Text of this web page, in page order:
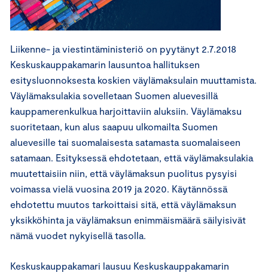
Liikenne- ja viestintäministeriö on pyytänyt 2.7.2018
Keskuskauppakamarin lausuntoa hallituksen
esitysluonnoksesta koskien väylämaksulain muuttamista.
Väylämaksulakia sovelletaan Suomen aluevesillä
kauppamerenkulkua harjoittaviin aluksiin. Väylämaksu
suoritetaan, kun alus saapuu ulkomailta Suomen
aluevesille tai suomalaisesta satamasta suomalaiseen
satamaan. Esityksessä ehdotetaan, että väylämaksulakia
muutettaisiin niin, että väylämaksun puolitus pysyisi
voimassa vielä vuosina 2019 ja 2020. Käytännössä
ehdotettu muutos tarkoittaisi sitä, että väylämaksun
yksikköhinta ja väylämaksun enimmäismäärä säilyisivät
nämä vuodet nykyisellä tasolla.
Keskuskauppakamari lausuu Keskuskauppakamarin